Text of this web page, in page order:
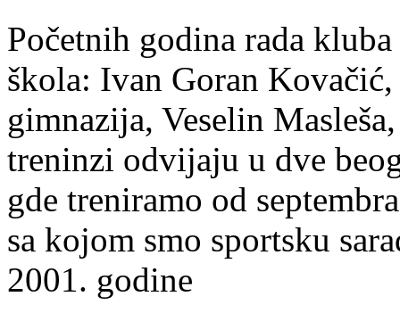
Početnih godina rada
škola: Ivan Goran
gimnazija, Veselin
treninzi odvijaju u dve
gde treniramo od
sa kojom smo sportsku
2001. godine